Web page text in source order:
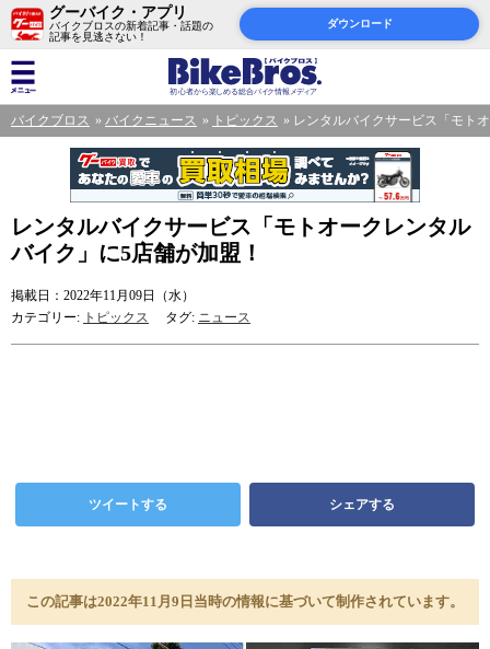
グーバイク・アプリ
バイクブロスの新着記事・話題の
記事を見逃さない！
ダウンロード
バイクブロス バイクニュース トピックス レンタルバイクサービス「モト
レンタルバイクサービス「モトオークレンタル
バイク」に5店舗が加盟！
掲載日：2022年11月09日（水）
カテゴリー: トピックス タグ: ニュース
ツイートする シェアする
この記事は2022年11月9日当時の情報に基づいて制作されています。